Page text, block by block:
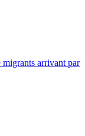
migrants arrivant par